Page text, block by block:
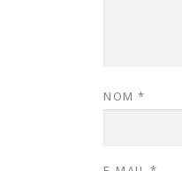
NOM *